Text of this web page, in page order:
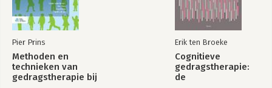
Pier Prins
Methoden en
technieken van
gedragstherapie bij
Erik ten Broeke
Cognitieve
gedragstherapie:
de